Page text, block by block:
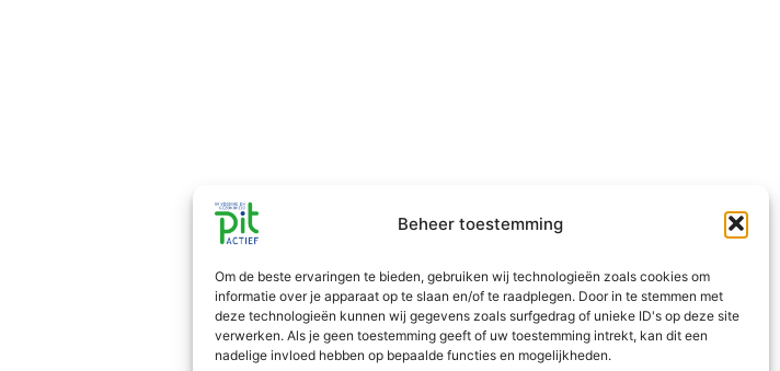
Beheer toestemming
Om de beste ervaringen te bieden, gebruiken wij technologieën zoals cookies om
informatie over je apparaat op te slaan en/of te raadplegen. Door in te stemmen met
deze technologieën kunnen wij gegevens zoals surfgedrag of unieke ID's op deze site
verwerken. Als je geen toestemming geeft of uw toestemming intrekt, kan dit een
nadelige invloed hebben op bepaalde functies en mogelijkheden.